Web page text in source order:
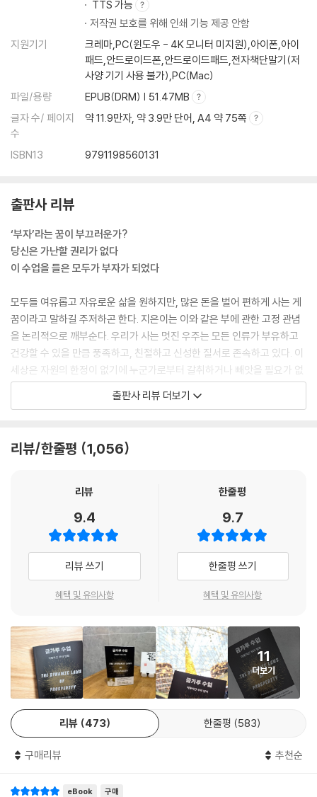
TTS 가능
저작권 보호를 위해 인쇄 기능 제공 안함
지원기기
크레마,PC(윈도우 - 4K 모니터 미지원),아이폰,아이
패드,안드로이드폰,안드로이드패드,전자책단말기(저
사양 기기 사용 불가),PC(Mac)
파일/용량
EPUB(DRM) | 51.47MB
글자 수/ 페이지
수
약 11.9만자, 약 3.9만 단어, A4 약 75쪽
ISBN13 9791198560131
출판사 리뷰
‘부자’라는 꿈이 부끄러운가?
당신은 가난할 권리가 없다
이 수업을 들은 모두가 부자가 되었다
모두들 여유롭고 자유로운 삶을 원하지만, 많은 돈을 벌어 편하게 사는 게
꿈이라고 말하길 주저하곤 한다. 지은이는 이와 같은 부에 관한 고정 관념
을 논리적으로 깨부순다. 우리가 사는 멋진 우주는 모든 인류가 부유하고
건강할 수 있을 만큼 풍족하고, 친절하고 신성한 질서로 존속하고 있다. 이
세상은 자원의 한정이 없기에 누군가로부터 갈취하거나 빼앗을 필요가 없
으며, 세상에 주어진 내 몫을 충분히 마음껏 누려야만 한다는 것이다. 마치
공기 중에 금가루가 흩날리는 것과 같은 상태로, 우리는 그저 손을 뻗어 받
게 우리 안에 내재된 돈에 관한 모순된 생각을 일깨우며 시작된다. 지은이
인 영적 법칙과 실용적인 기술을 친절히 알려준다.
당신의 성공을 믿어 의심치 않는 할머니의 무릎에 앉아 듣는
상위 1%만 실천하는 비밀
재정적 스트레스와 불확실성이 만연한 세상에서 『금가루 수업』은 풍요로
움으로 가는 시대를 초월한 로드맵을 제공한다. 이 책에서 말하는 ‘부’는 단
세상에서 경험하는 수준에 맞는 평화, 건강, 사랑과 행복을 누리는 자가 바
로 ‘부자’이다. 지은이가 알려주는 부를 획득하는 법은 놀랍도록 쉽다. 너무
쉬워서 이렇게만 해도 되는 것인지 의심이 들 정도다. 그 방법은 자신의 욕
망을 직면하고, 수시로 떠올리고, 매일 글로 적고, 실현 시점과 모습을 구
체적으로 명시해 집중하는 것이다. 이런 단순한 기도 행위에는 마법과도
같은 힘이 숨어 있다고 한다. 크게 성공한 상위 1퍼센트만이 실천하는 이
비밀이 너무 쉽게 느껴지는 건, 그만큼 위대하고 강력한 진리이기 때문이
출판사 리뷰 더보기
리뷰/한줄평 1,056
리뷰
9.4
리뷰 쓰기
혜택 및 유의사항
한줄평
9.7
한줄평 쓰기
혜택 및 유의사항
11
더보기
리뷰 473 한줄평 583
구매리뷰 추천순
eBook 구매